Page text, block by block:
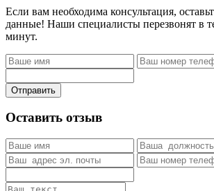
Если вам необходима консультация,
данные! Наши специалисты перезвонят в
минут.
Отправить
Оставить отзыв